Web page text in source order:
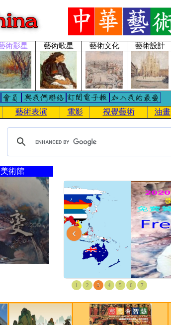
術影星 藝術歌星 藝術文化 藝術設計
藝術表演 電影 視覺藝術 油畫
術館
‹
1 2 3 4 5 6 7